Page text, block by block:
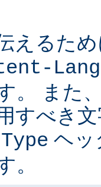
えるた
。 また
すべき
ヘッ
。